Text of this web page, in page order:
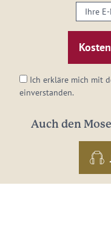
Ihre
E-
Mail-
Adresse:
Ich erkläre mich mit
einverstanden.
Auch den